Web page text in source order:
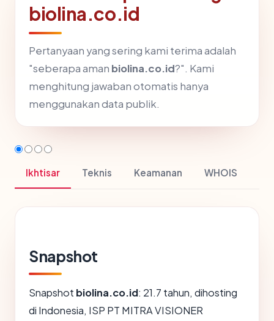
biolina.co.id
Pertanyaan yang sering kami terima adalah
"seberapa aman biolina.co.id?". Kami
menghitung jawaban otomatis hanya
menggunakan data publik.
Ikhtisar Teknis Keamanan WHOIS
Snapshot
Snapshot biolina.co.id: 21.7 tahun, dihosting
di Indonesia, ISP PT MITRA VISIONER